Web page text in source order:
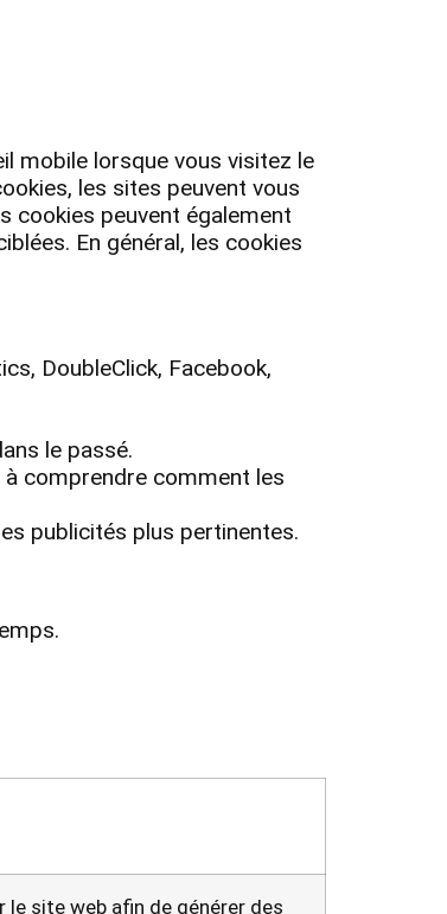
mobile lorsque vous visitez le
les sites peuvent vous
cookies peuvent également
En général, les cookies
DoubleClick, Facebook,
le passé.
comprendre comment les
publicités plus pertinentes.
site web afin de générer des